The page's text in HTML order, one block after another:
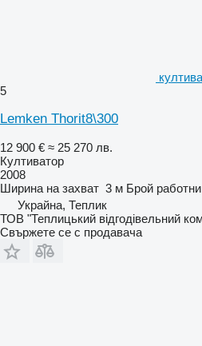
5
Lemken Thorit8\300
12 900 € ≈ 25 270 лв.
Култиватор
2008
Ширина на захват 3 м Брой
Украйна, Теплик
ТОВ "Теплицький відгодівельний
Свържете се с продавача